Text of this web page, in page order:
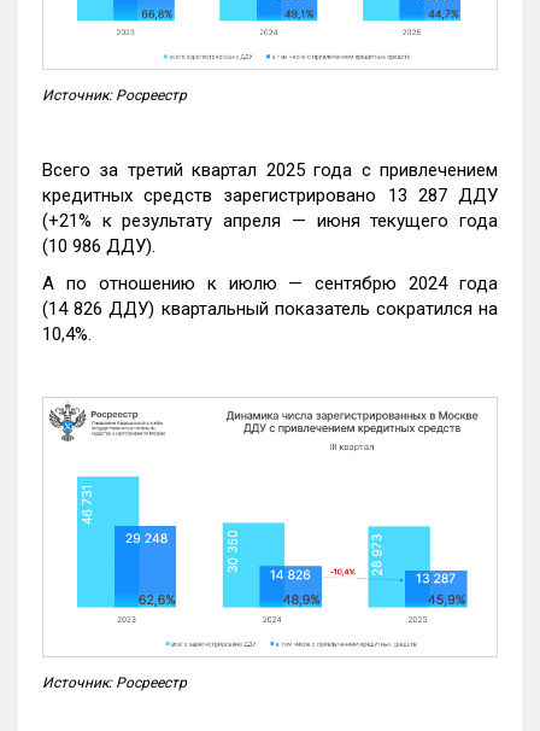
Источник: Росреестр
Всего за третий квартал 2025 года с привлечением
кредитных средств зарегистрировано 13 287 ДДУ
(+21% к результату апреля — июня текущего года
(10 986 ДДУ).
А по отношению к июлю — сентябрю 2024 года
(14 826 ДДУ) квартальный показатель сократился на
10,4%.
Источник: Росреестр